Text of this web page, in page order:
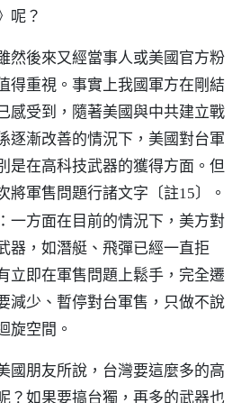
呢？
然後來又經當事人或美國官方粉
得重視。事實上我國軍方在剛結
感受到，隨著美國與中共建立戰
逐漸改善的情況下，美國對台軍
是在高科技武器的獲得方面。但
將軍售問題行諸文字 〔註15〕
。
一方面在目前的情況下，美方對
器，如潛艇、飛彈已經一直拒
立即在軍售問題上鬆手，完全遷
減少、暫停對台軍售，只做不說
旋空間。
國朋友所說，台灣要這麼多的高
？如果要搞台獨，再多的武器也